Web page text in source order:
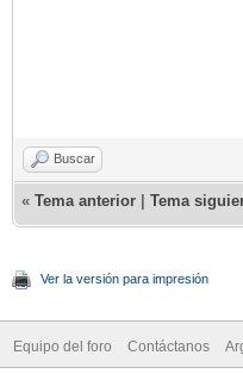
Buscar
« Tema anterior Tema
Ver la versión para impresión
Equipo del foro Contáctanos